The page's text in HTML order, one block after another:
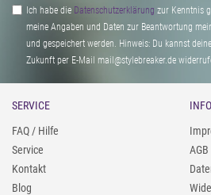
Ich habe die Daten­schutz­erklärung zur Kenntnis
meine Angaben und Daten zur Beantwortung
und gespeichert werden. Hinweis: Du kannst
Zukunft per E-Mail mail@stylebreaker.de
SERVICE
FAQ / Hilfe
Service
Kontakt
Blog
AGB